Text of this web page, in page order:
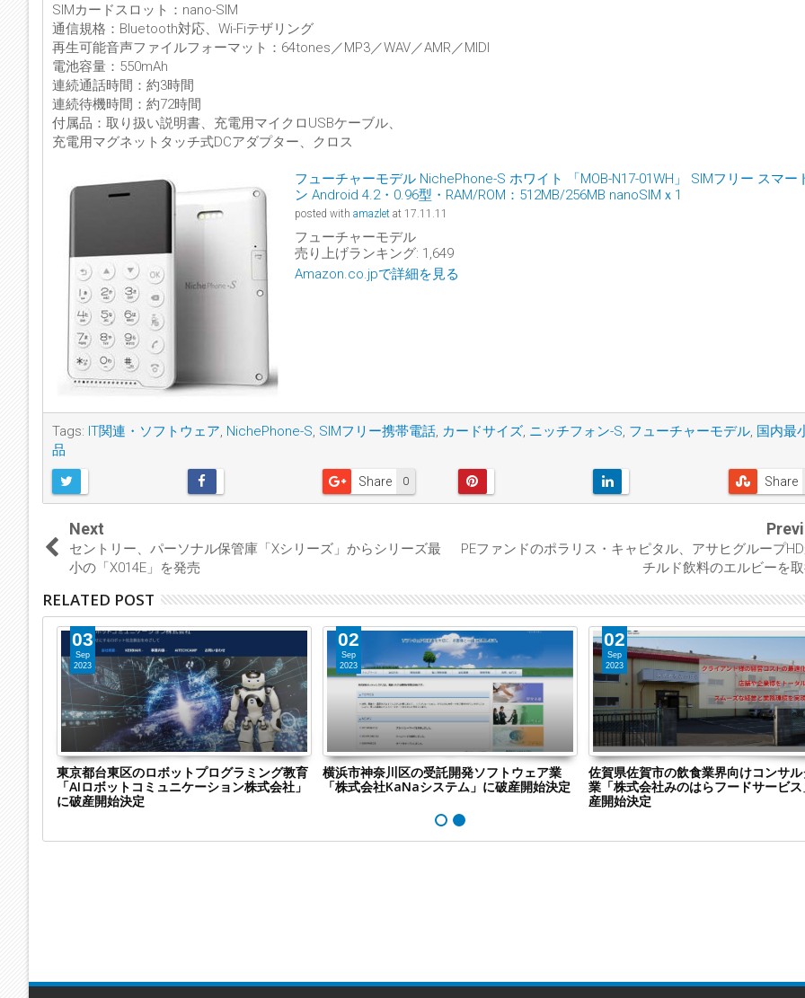
SIMカードスロット：nano-SIM
通信規格：Bluetooth対応、Wi-Fiテザリング
再生可能音声ファイルフォーマット：64tones／MP3／WAV／AMR／MIDI
電池容量：550mAh
連続通話時間：約3時間
連続待機時間：約72時間
付属品：取り扱い説明書、充電用マイクロUSBケーブル、
充電用マグネットタッチ式DCアダプター、クロス
フューチャーモデル NichePhone-S ホワイト 「MOB-N17-01WH」 SIMフリー スマー
ン Android 4.2・0.96型・RAM/ROM：512MB/256MB nanoSIMｘ1
posted with amazlet at 17.11.11
フューチャーモデル
売り上げランキング: 1,649
Amazon.co.jpで詳細を見る
Tags: IT関連・ソフトウェア NichePhone-S SIMフリー携帯電話 カードサイズ ニッチフォン-S フューチャーモデル 国内最
品
0
Share Share
Next
セントリー、パーソナル保管庫「Xシリーズ」からシリーズ最
小の「X014E」を発売
PEファンドのポラリス・キャピタル、アサヒグループ
チルド飲料のエルビーを
RELATED POST
03
Sep
2023
東京都台東区のロボットプログラミング教育
「AIロボットコミュニケーション株式会社」
に破産開始決定
02
Sep
2023
横浜市神奈川区の受託開発ソフトウェア業
「株式会社KaNaシステム」に破産開始決定
02
Sep
2023
佐賀県佐賀市の飲食業界向けコンサ
業「株式会社みのはらフードサービ
産開始決定